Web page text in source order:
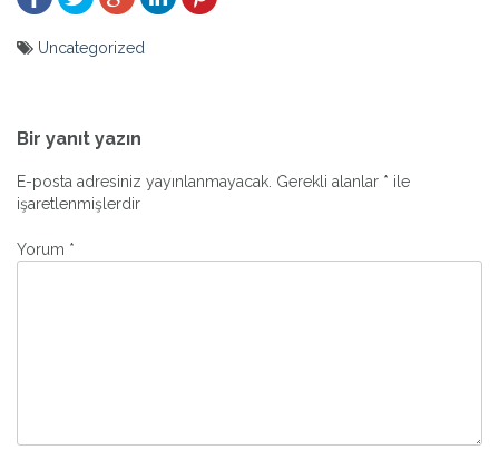
Uncategorized
gezinmesi
Bir yanıt yazın
E-posta adresiniz yayınlanmayacak. Gerekli alanlar * ile
işaretlenmişlerdir
Yorum *